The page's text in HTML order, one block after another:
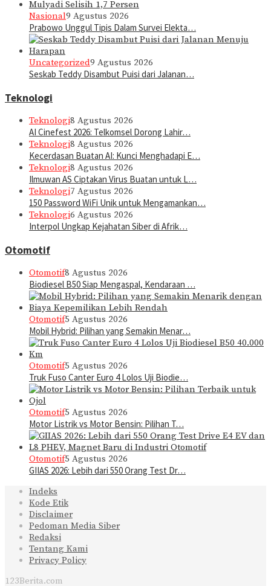
Nasional9 Agustus 2026
Prabowo Unggul Tipis Dalam Survei Elekta…
Uncategorized9 Agustus 2026
Seskab Teddy Disambut Puisi dari Jalanan…
Teknologi
Teknologi8 Agustus 2026
AI Cinefest 2026: Telkomsel Dorong Lahir…
Teknologi8 Agustus 2026
Kecerdasan Buatan AI: Kunci Menghadapi E…
Teknologi8 Agustus 2026
Ilmuwan AS Ciptakan Virus Buatan untuk L…
Teknologi7 Agustus 2026
150 Password WiFi Unik untuk Mengamankan…
Teknologi6 Agustus 2026
Interpol Ungkap Kejahatan Siber di Afrik…
Otomotif
Otomotif8 Agustus 2026
Biodiesel B50 Siap Mengaspal, Kendaraan …
Otomotif5 Agustus 2026
Mobil Hybrid: Pilihan yang Semakin Menar…
Otomotif5 Agustus 2026
Truk Fuso Canter Euro 4 Lolos Uji Biodie…
Otomotif5 Agustus 2026
Motor Listrik vs Motor Bensin: Pilihan T…
Otomotif5 Agustus 2026
GIIAS 2026: Lebih dari 550 Orang Test Dr…
Indeks
Kode Etik
Disclaimer
Pedoman Media Siber
Redaksi
Tentang Kami
Privacy Policy
123Berita.com